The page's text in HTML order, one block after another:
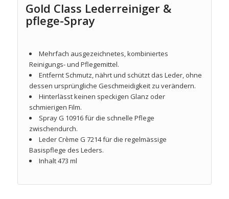
Gold Class Lederreiniger &
pflege-Spray
Mehrfach ausgezeichnetes, kombiniertes
Reinigungs- und Pflegemittel.
Entfernt Schmutz, nährt und schützt das Leder, ohne
dessen ursprüngliche Geschmeidigkeit zu verändern.
Hinterlässt keinen speckigen Glanz oder
schmierigen Film.
Spray G 10916 für die schnelle Pflege
zwischendurch.
Leder Crème G 7214 für die regelmässige
Basispflege des Leders.
Inhalt 473 ml